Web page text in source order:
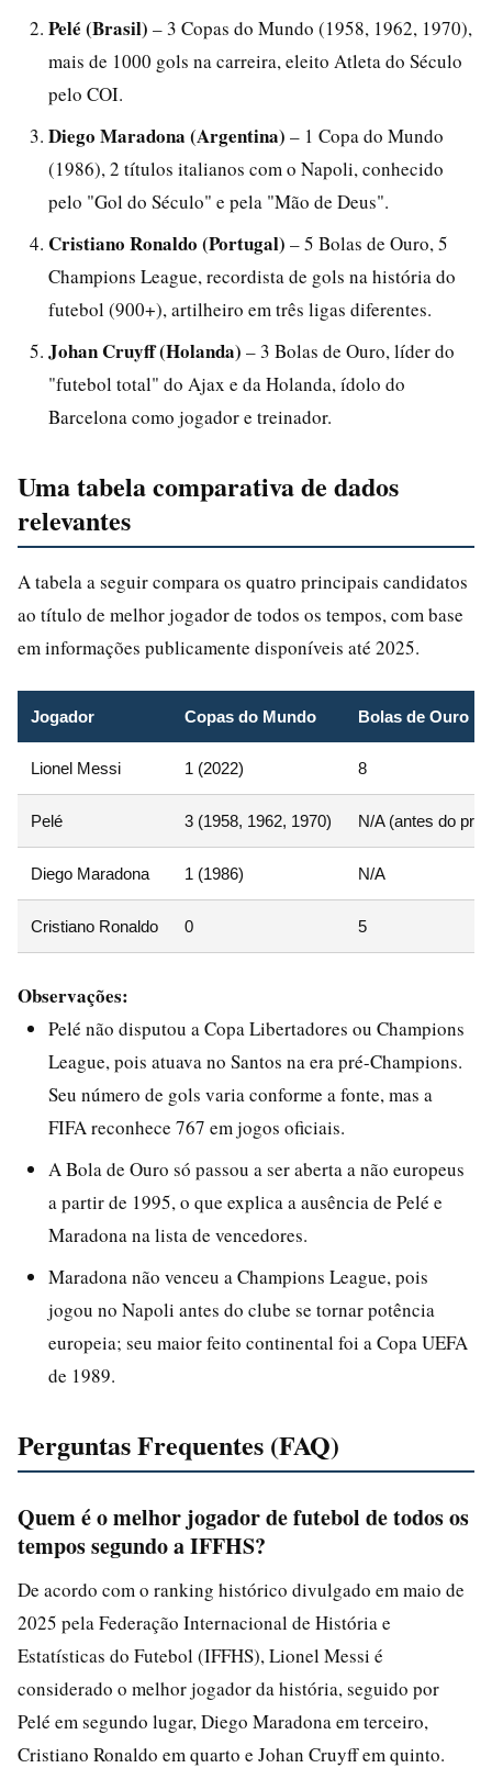
Pelé (Brasil) – 3 Copas do Mundo (1958, 1962, 1970),
mais de 1000 gols na carreira, eleito Atleta do Século
pelo COI.
Diego Maradona (Argentina) – 1 Copa do Mundo
(1986), 2 títulos italianos com o Napoli, conhecido
pelo "Gol do Século" e pela "Mão de Deus".
Cristiano Ronaldo (Portugal) – 5 Bolas de Ouro, 5
Champions League, recordista de gols na história do
futebol (900+), artilheiro em três ligas diferentes.
Johan Cruyff (Holanda) – 3 Bolas de Ouro, líder do
"futebol total" do Ajax e da Holanda, ídolo do
Barcelona como jogador e treinador.
Uma tabela comparativa de dados
relevantes
A tabela a seguir compara os quatro principais candidatos
ao título de melhor jogador de todos os tempos, com base
em informações publicamente disponíveis até 2025.
Jogador Copas do Mundo Bolas de Ouro
Lionel Messi 1 (2022) 8
Pelé 3 (1958, 1962, 1970) N/A (antes do
Diego Maradona 1 (1986) N/A
Cristiano Ronaldo 0 5
Observações:
Pelé não disputou a Copa Libertadores ou Champions
League, pois atuava no Santos na era pré-Champions.
Seu número de gols varia conforme a fonte, mas a
FIFA reconhece 767 em jogos oficiais.
A Bola de Ouro só passou a ser aberta a não europeus
a partir de 1995, o que explica a ausência de Pelé e
Maradona na lista de vencedores.
Maradona não venceu a Champions League, pois
jogou no Napoli antes do clube se tornar potência
europeia; seu maior feito continental foi a Copa UEFA
de 1989.
Perguntas Frequentes (FAQ)
Quem é o melhor jogador de futebol de todos os
tempos segundo a IFFHS?
De acordo com o ranking histórico divulgado em maio de
2025 pela Federação Internacional de História e
Estatísticas do Futebol (IFFHS), Lionel Messi é
considerado o melhor jogador da história, seguido por
Pelé em segundo lugar, Diego Maradona em terceiro,
Cristiano Ronaldo em quarto e Johan Cruyff em quinto.